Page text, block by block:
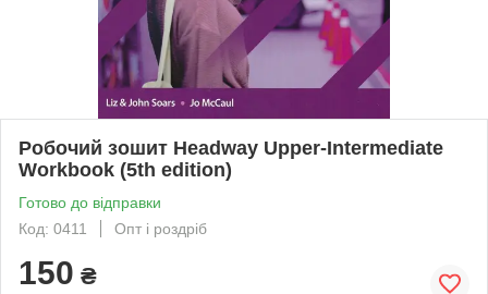
Робочий зошит Headway Upper-Intermediate
Workbook (5th edition)
Готово до відправки
Код: 0411
Опт і роздріб
150 ₴